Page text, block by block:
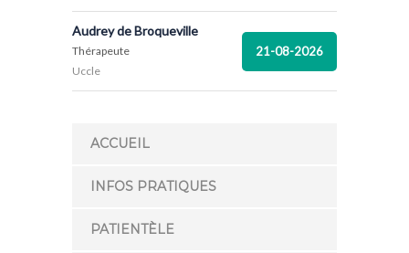
Audrey de Broqueville
Thérapeute
Uccle
21-08-2026
ACCUEIL
INFOS PRATIQUES
PATIENTÈLE